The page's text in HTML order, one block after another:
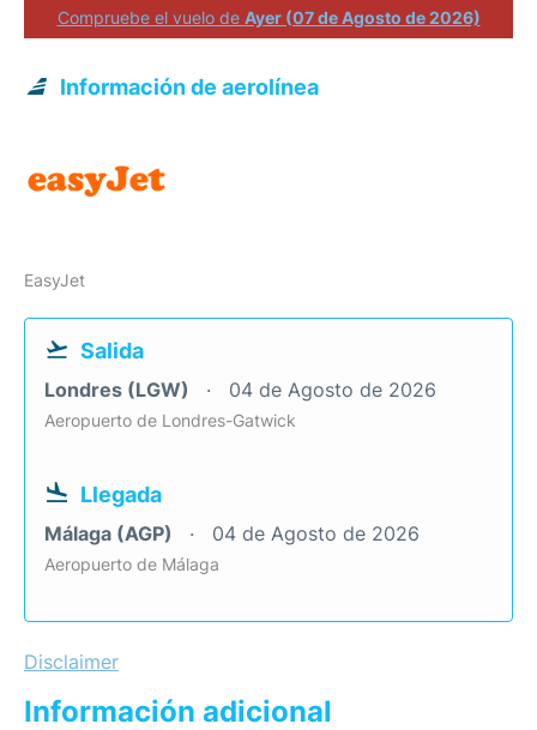
Compruebe el vuelo de Ayer (07 de Agosto de 2026)
Información de aerolínea
EasyJet
Salida
Londres (LGW) 04 de Agosto de 2026
Aeropuerto de Londres-Gatwick
Llegada
Málaga (AGP) 04 de Agosto de 2026
Aeropuerto de Málaga
Disclaimer
Información adicional